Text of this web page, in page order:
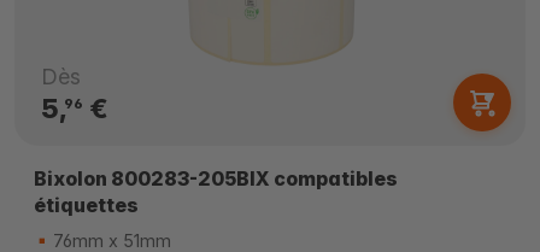
Dès
5,96 €
Bixolon 800283-205BIX compatibles
étiquettes
76mm x 51mm